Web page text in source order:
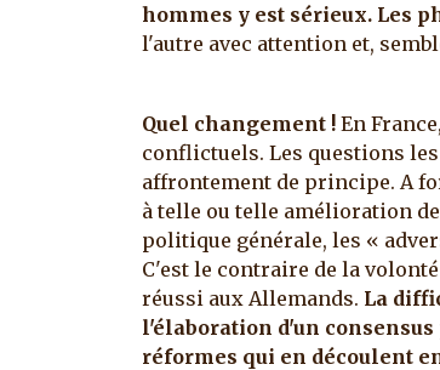
hommes y est sérieux. Les
l'autre avec attention et,
Quel changement ! En
conflictuels. Les questions
affrontement de principe. A
à telle ou telle amélioration
politique générale, les «
C'est le contraire de la
réussi aux Allemands. La
l'élaboration d'un
réformes qui en découlent